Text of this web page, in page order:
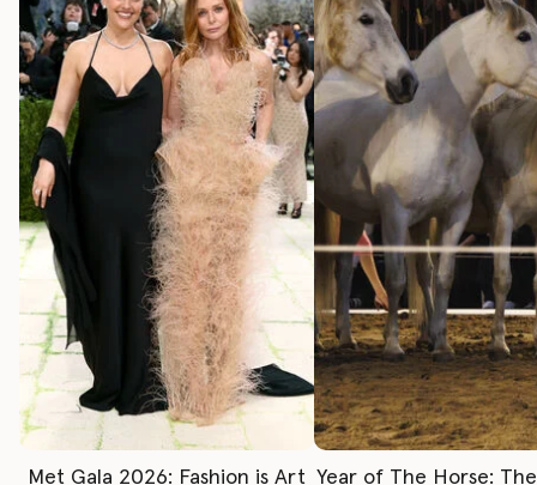
Met Gala 2026: Fashion is Art Year of The Horse: